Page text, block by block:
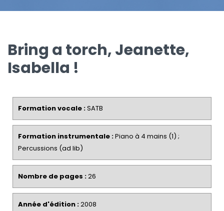
Bring a torch, Jeanette,
Isabella !
Formation vocale :SATB
Formation instrumentale :Piano à 4 mains (1) ;
Percussions (ad lib)
Nombre de pages :26
Année d'édition :2008